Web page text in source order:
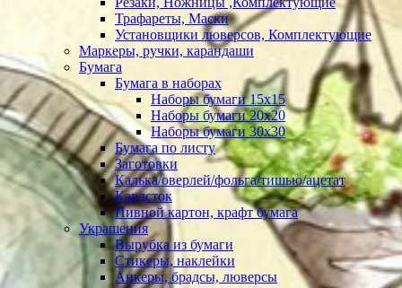
Трафареты, Маски
Установщики люверсов, Комплектующие
Маркеры, ручки, карандаши
Бумага
Бумага в наборах
Наборы бумаги 15х15
Наборы бумаги 20х20
Наборы бумаги 30х30
Бумага по листу
Заготовки
Калька/оверлей/фольга/тишью/ацетат
Кардсток
Пивной картон, крафт бумага
Украшения
Вырубка из бумаги
Стикеры, наклейки
Анкеры, брадсы, люверсы